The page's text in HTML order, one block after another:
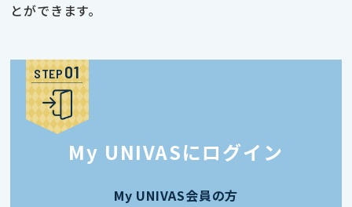
とができます。
STEP
My UNIVASにログイン
My UNIVAS会員の方